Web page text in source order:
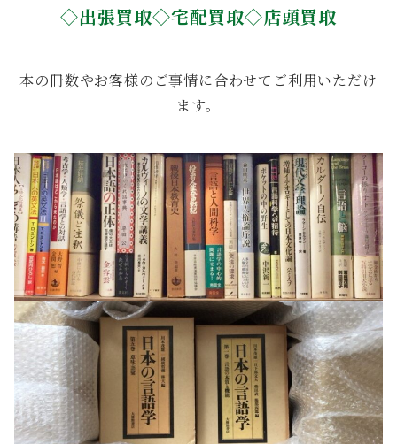
◇出張買取◇宅配買取◇店頭買取
本の冊数やお客様のご事情に合わせてご利用いただけ
ます。